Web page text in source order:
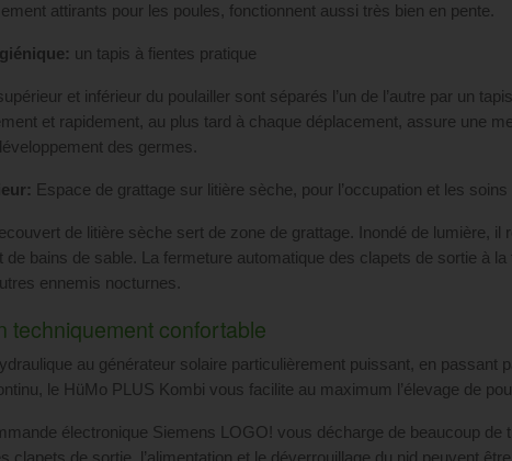
attirants pour les poules, fonctionnent aussi très bien en pente.
un tapis à fientes pratique
et inférieur du poulailler sont séparés l’un de l’autre par un
et rapidement, au plus tard à chaque déplacement, assure une
des germes.
Espace de grattage sur litière sèche, pour l’occupation et les
de litière sèche sert de zone de grattage. Inondé de lumière,
de bains de sable. La fermeture automatique des clapets de sortie à
ennemis nocturnes.
techniquement confortable
au générateur solaire particulièrement puissant, en passant
le HüMo PLUS Kombi vous facilite au maximum l’élevage de
électronique Siemens LOGO! vous décharge de beaucoup
clapets de sortie, l’alimentation et le déverrouillage du nid peuvent